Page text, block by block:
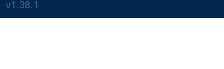
v1.38.1